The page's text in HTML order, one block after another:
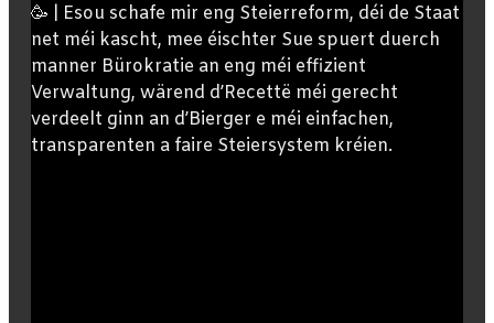
🥳 | Esou schafe mir eng Steierreform, déi de Staat
net méi kascht, mee éischter Sue spuert duerch
manner Bürokratie an eng méi effizient
Verwaltung, wärend d’Recettë méi gerecht
verdeelt ginn an d’Bierger e méi einfachen,
transparenten a faire Steiersystem kréien.